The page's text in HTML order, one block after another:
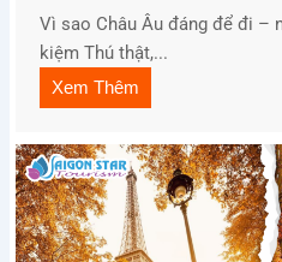
Vì sao Châu Âu đáng để đi –
kiệm Thú thật,...
Xem Thêm